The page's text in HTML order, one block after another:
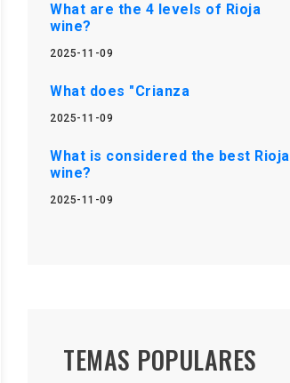
What are the 4 levels of Rioja
wine?
2025-11-09
What does "Crianza
2025-11-09
What is considered the best Rioja
wine?
2025-11-09
TEMAS POPULARES